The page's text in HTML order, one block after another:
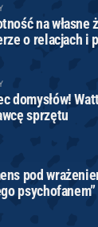
na własne
o relacjach i
domysłów!
sprzętu
pod
psychofanem”